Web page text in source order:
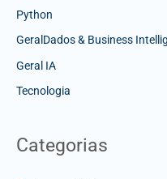
Python
GeralDados & Business
Geral IA
Tecnologia
Categorias